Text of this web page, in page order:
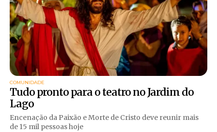
COMUNIDADE
Tudo pronto para o teatro no Jardim do
Lago
Encenação da Paixão e Morte de Cristo deve reunir mais
de 15 mil pessoas hoje